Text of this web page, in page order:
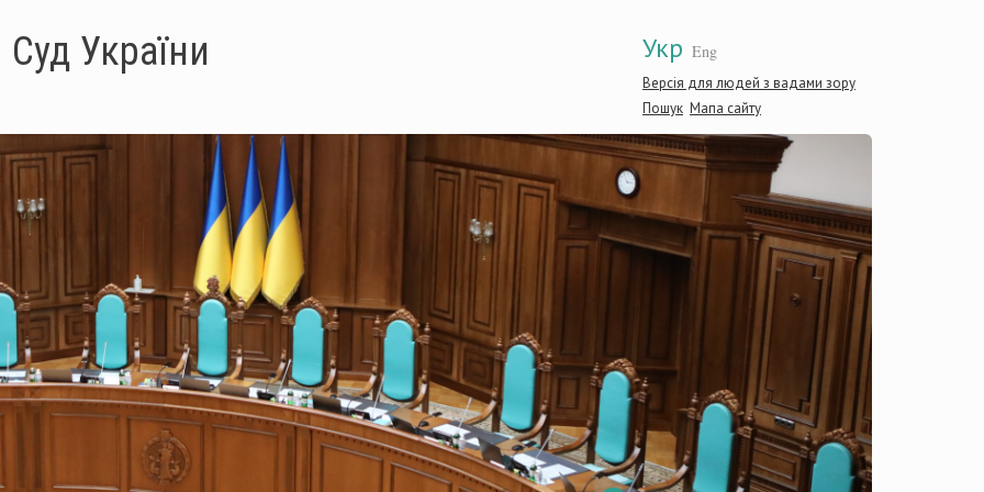
Укр Eng
Версія для людей з вадами зору
Пошук Мапа сайту
України